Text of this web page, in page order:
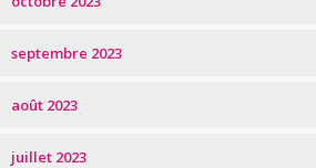
septembre 2023
août 2023
juillet 2023